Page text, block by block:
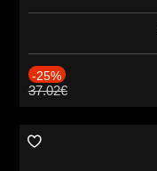
-25%
37.02€